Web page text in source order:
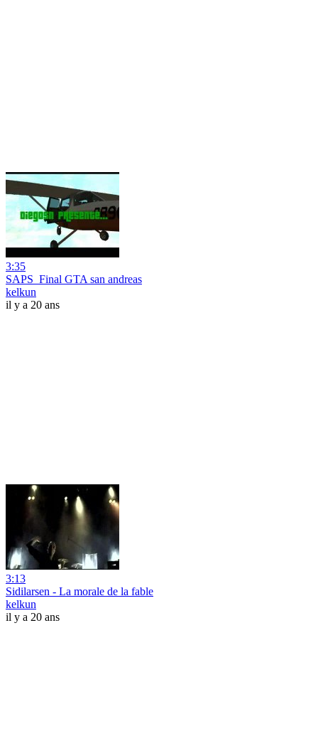
3:35
SAPS_Final GTA san andreas
kelkun
il y a 20 ans
3:13
Sidilarsen - La morale de la fable
kelkun
il y a 20 ans